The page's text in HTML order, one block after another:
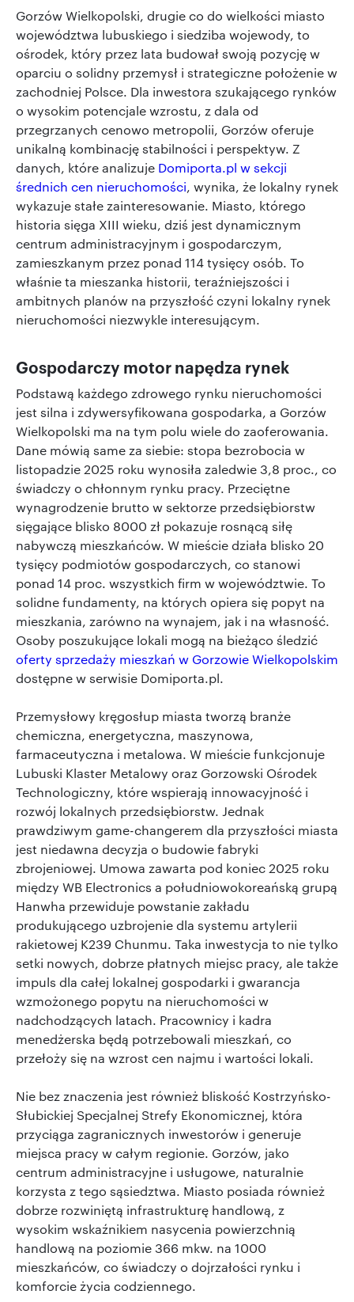
Gorzów Wielkopolski, drugie co do wielkości miasto
województwa lubuskiego i siedziba wojewody, to
ośrodek, który przez lata budował swoją pozycję w
oparciu o solidny przemysł i strategiczne położenie w
zachodniej Polsce. Dla inwestora szukającego rynków
o wysokim potencjale wzrostu, z dala od
przegrzanych cenowo metropolii, Gorzów oferuje
unikalną kombinację stabilności i perspektyw. Z
danych, które analizuje Domiporta.pl w sekcji
średnich cen nieruchomości, wynika, że lokalny rynek
wykazuje stałe zainteresowanie. Miasto, którego
historia sięga XIII wieku, dziś jest dynamicznym
centrum administracyjnym i gospodarczym,
zamieszkanym przez ponad 114 tysięcy osób. To
właśnie ta mieszanka historii, teraźniejszości i
ambitnych planów na przyszłość czyni lokalny rynek
nieruchomości niezwykle interesującym.
Gospodarczy motor napędza rynek
Podstawą każdego zdrowego rynku nieruchomości
jest silna i zdywersyfikowana gospodarka, a Gorzów
Wielkopolski ma na tym polu wiele do zaoferowania.
Dane mówią same za siebie: stopa bezrobocia w
listopadzie 2025 roku wynosiła zaledwie 3,8 proc., co
świadczy o chłonnym rynku pracy. Przeciętne
wynagrodzenie brutto w sektorze przedsiębiorstw
sięgające blisko 8000 zł pokazuje rosnącą siłę
nabywczą mieszkańców. W mieście działa blisko 20
tysięcy podmiotów gospodarczych, co stanowi
ponad 14 proc. wszystkich firm w województwie. To
solidne fundamenty, na których opiera się popyt na
mieszkania, zarówno na wynajem, jak i na własność.
Osoby poszukujące lokali mogą na bieżąco śledzić
oferty sprzedaży mieszkań w Gorzowie Wielkopolskim
dostępne w serwisie Domiporta.pl.
Przemysłowy kręgosłup miasta tworzą branże
chemiczna, energetyczna, maszynowa,
farmaceutyczna i metalowa. W mieście funkcjonuje
Lubuski Klaster Metalowy oraz Gorzowski Ośrodek
Technologiczny, które wspierają innowacyjność i
rozwój lokalnych przedsiębiorstw. Jednak
prawdziwym game-changerem dla przyszłości miasta
jest niedawna decyzja o budowie fabryki
zbrojeniowej. Umowa zawarta pod koniec 2025 roku
między WB Electronics a południowokoreańską grupą
Hanwha przewiduje powstanie zakładu
produkującego uzbrojenie dla systemu artylerii
rakietowej K239 Chunmu. Taka inwestycja to nie tylko
setki nowych, dobrze płatnych miejsc pracy, ale także
impuls dla całej lokalnej gospodarki i gwarancja
wzmożonego popytu na nieruchomości w
nadchodzących latach. Pracownicy i kadra
menedżerska będą potrzebowali mieszkań, co
przełoży się na wzrost cen najmu i wartości lokali.
Nie bez znaczenia jest również bliskość Kostrzyńsko-
Słubickiej Specjalnej Strefy Ekonomicznej, która
przyciąga zagranicznych inwestorów i generuje
miejsca pracy w całym regionie. Gorzów, jako
centrum administracyjne i usługowe, naturalnie
korzysta z tego sąsiedztwa. Miasto posiada również
dobrze rozwiniętą infrastrukturę handlową, z
wysokim wskaźnikiem nasycenia powierzchnią
handlową na poziomie 366 mkw. na 1000
mieszkańców, co świadczy o dojrzałości rynku i
komforcie życia codziennego.